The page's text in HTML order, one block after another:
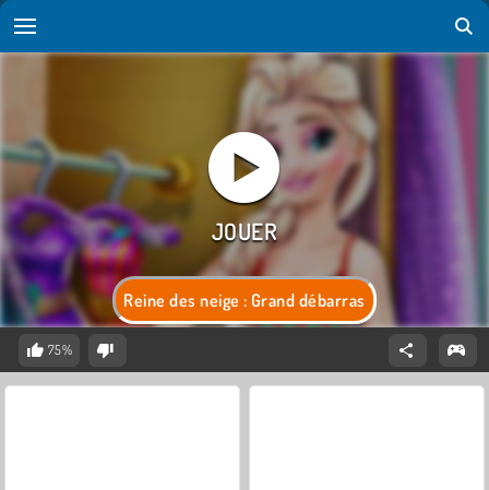
Reine des neige : Grand débarras
75%